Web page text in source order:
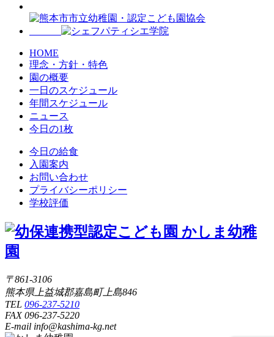
HOME
理念・方針・特色
園の概要
一日のスケジュール
年間スケジュール
ニュース
今日の1枚
今日の給食
入園案内
お問い合わせ
プライバシーポリシー
学校評価
〒861-3106
熊本県上益城郡嘉島町上島846
TEL 096-237-5210
FAX 096-237-5220
E-mail info@kashima-kg.net